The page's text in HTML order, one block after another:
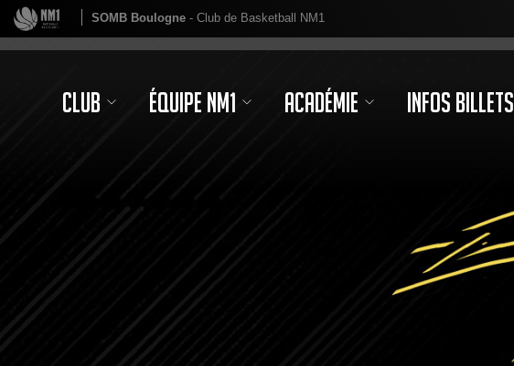
SOMB Boulogne - Club de Basketball NM1
Club Équipe NM1 Académie Infos Billets